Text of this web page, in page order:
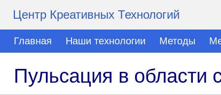
Центр Креативных Технологий
Главная Наши технологии Методы
Пульсация в области